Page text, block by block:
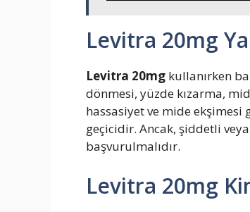
Levitra 20mg
Levitra 20mg kullanırken
dönmesi, yüzde kızarma,
hassasiyet ve mide
geçicidir. Ancak, şiddetli
başvurulmalıdır.
Levitra 20mg